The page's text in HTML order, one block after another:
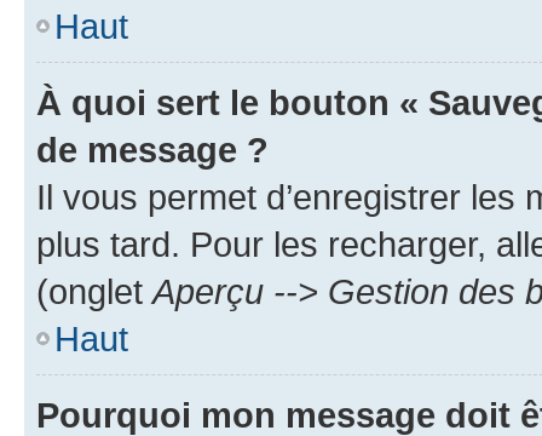
Haut
À quoi sert le bouton «
de message ?
Il vous permet d’enregistrer
plus tard. Pour les recharger,
(onglet Aperçu --> Gestion des
Haut
Pourquoi mon message doit